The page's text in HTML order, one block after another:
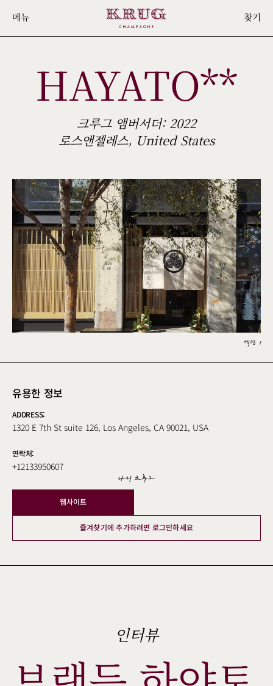
main
content
메뉴 찾기
HAYATO**
크루그 앰버서더: 2022
로스앤젤레스, United States
섹션 1
유용한 정보
ADDRESS:
1320 E 7th St suite 126, Los Angeles, CA 90021, USA
연락처:
+12133950607 나의 크루그
웹사이트
즐겨찾기에 추가하려면 로그인하세요
인터뷰